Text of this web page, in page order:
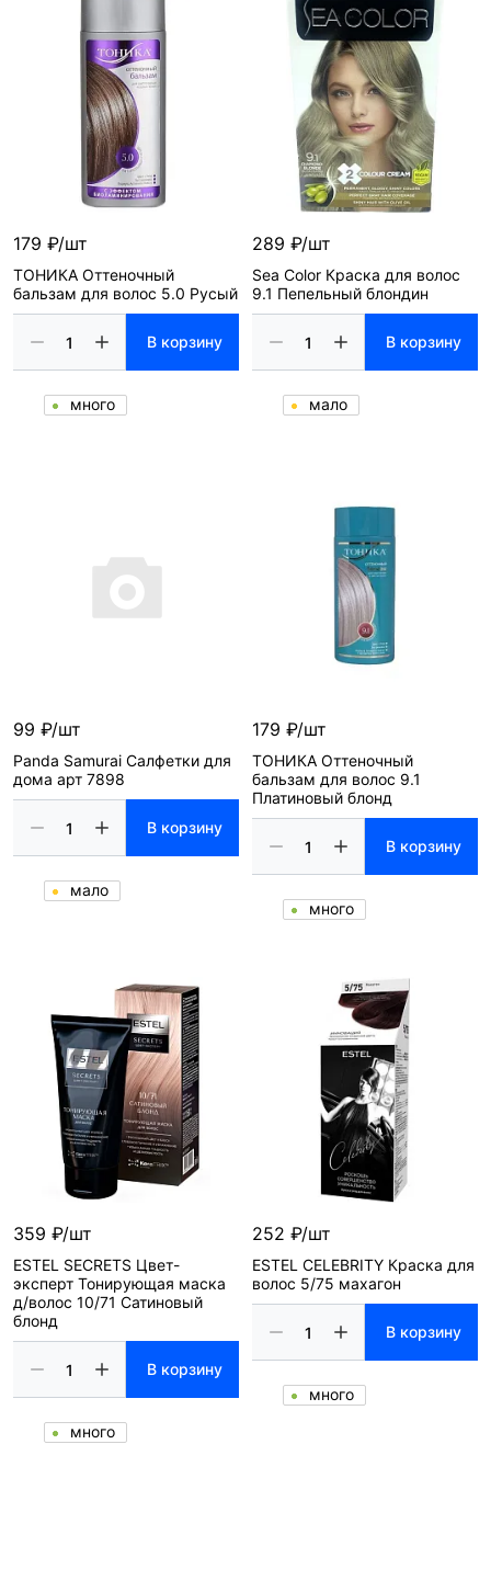
179 ₽/шт
ТОНИКА Оттеночный
бальзам для волос 5.0 Русый
В корзину
много
289 ₽/шт
Sea Color Краска для волос
9.1 Пепельный блондин
В корзину
мало
99 ₽/шт
Panda Samurai Салфетки для
дома арт 7898
В корзину
мало
179 ₽/шт
ТОНИКА Оттеночный
бальзам для волос 9.1
Платиновый блонд
В корзину
много
359 ₽/шт
ESTEL SECRETS Цвет-
эксперт Тонирующая маска
д/волос 10/71 Сатиновый
блонд
В корзину
много
252 ₽/шт
ESTEL CELEBRITY Краска для
волос 5/75 махагон
В корзину
много